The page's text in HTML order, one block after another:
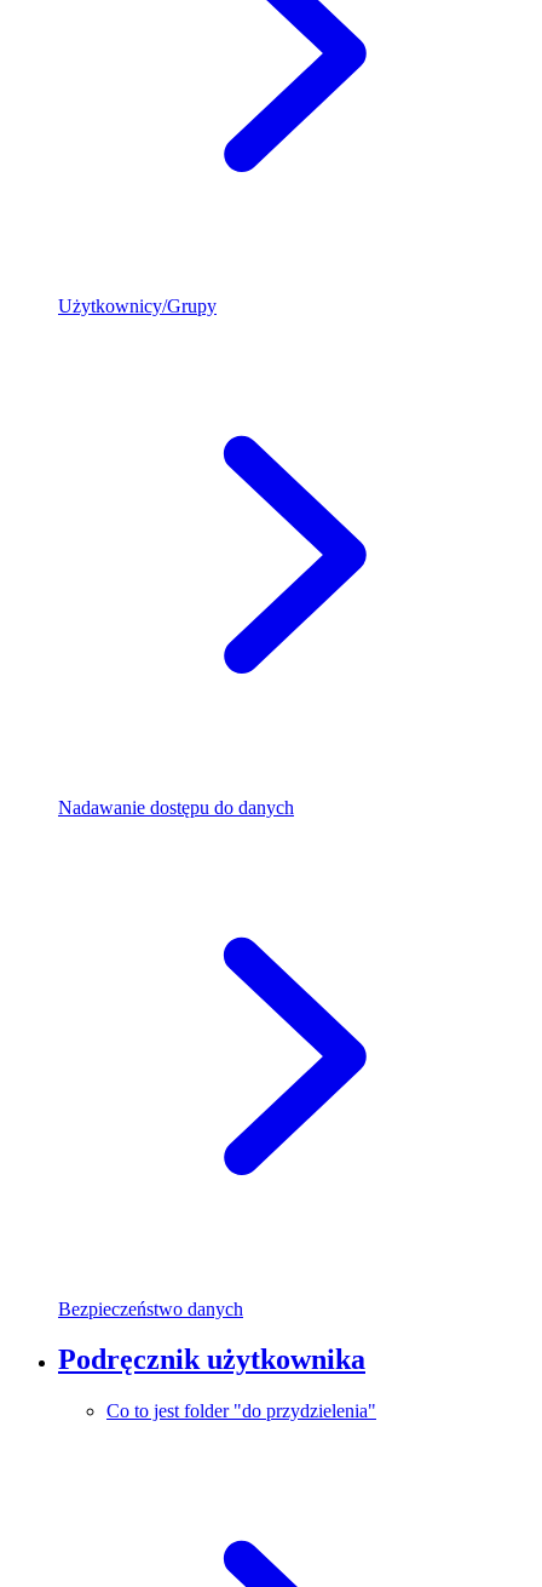
Użytkownicy/Grupy
Nadawanie dostępu do danych
Bezpieczeństwo danych
Podręcznik użytkownika
Co to jest folder "do przydzielenia"